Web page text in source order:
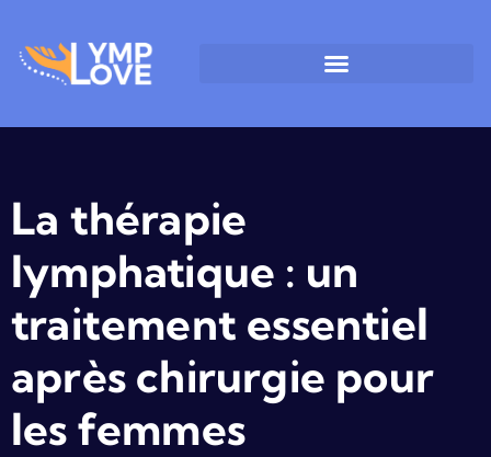
La thérapie
lymphatique : un
traitement essentiel
après chirurgie pour
les femmes